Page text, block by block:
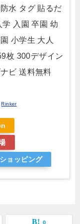
水 タグ 貼るだ
学 入園 卒園 幼
小学生 大人
枚 300デザイン
ビ 送料無料
Rinker
ョッピング
0